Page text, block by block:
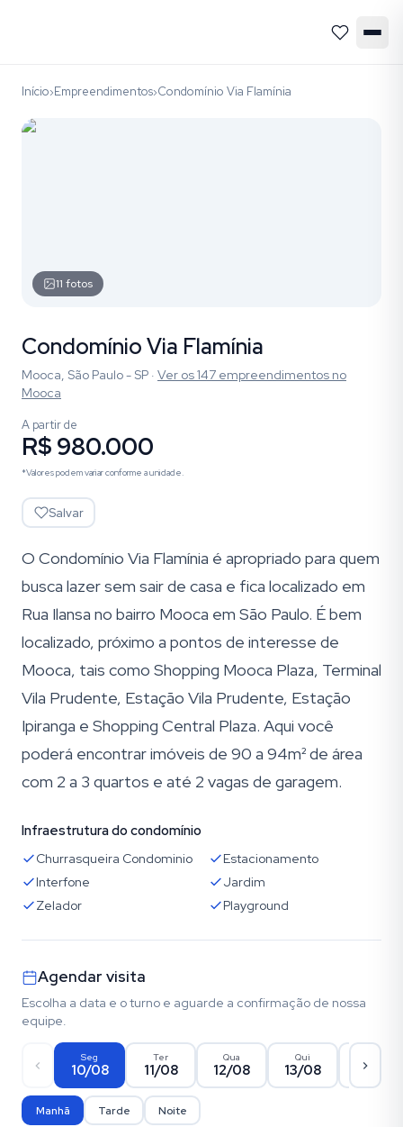
Início›Empreendimentos›Condomínio Via Flamínia
11 fotos
Condomínio Via Flamínia
Mooca, São Paulo - SP · Ver os147 empreendimentos no
Mooca
A partir de
R$ 980.000
*Valores podem variar conforme a unidade.
Salvar
O Condomínio Via Flamínia é apropriado para quem
busca lazer sem sair de casa e fica localizado em
Rua Ilansa no bairro Mooca em São Paulo. É bem
localizado, próximo a pontos de interesse de
Mooca, tais como Shopping Mooca Plaza, Terminal
Vila Prudente, Estação Vila Prudente, Estação
Ipiranga e Shopping Central Plaza. Aqui você
poderá encontrar imóveis de 90 a 94m² de área
com 2 a 3 quartos e até 2 vagas de garagem.
Infraestrutura do condomínio
Churrasqueira Condominio
Estacionamento
Interfone
Jardim
Zelador
Playground
Agendar visita
Escolha a data e o turno e aguarde a confirmação de nossa
equipe.
Seg
10/08
Ter
11/08
Qua
12/08
Qui
13/08 14/08
Manhã Tarde Noite